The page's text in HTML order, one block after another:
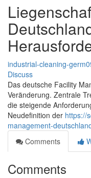
industrial-cleaning-
Discuss
Das deutsche Facility
Veränderung. Zentrale
die steigende
Neudefinition der https://
management-
Comments
Comments